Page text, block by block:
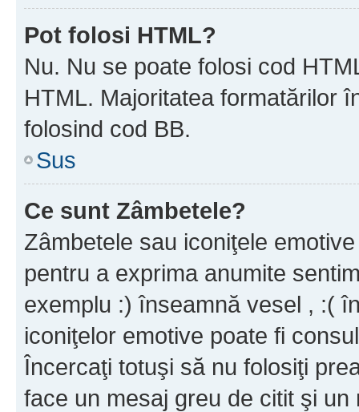
Pot folosi HTML?
Nu. Nu se poate folosi cod
HTML. Majoritatea formatărilor
folosind cod BB.
Sus
Ce sunt Zâmbetele?
Zâmbetele sau iconiţele
pentru a exprima anumite
exemplu :) înseamnă vesel , :(
iconiţelor emotive poate fi
Încercaţi totuşi să nu folosiţi
face un mesaj greu de citit şi